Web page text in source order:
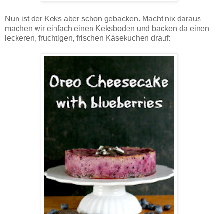
Nun ist der Keks aber schon gebacken. Macht nix daraus
machen wir einfach einen Keksboden und backen da einen
leckeren, fruchtigen, frischen Käsekuchen drauf: